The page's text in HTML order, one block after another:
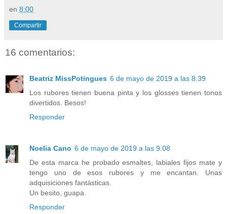
en 8:00
Compartir
16 comentarios:
Beatriz MissPotingues 6 de mayo de 2019 a las 8:39
Los rubores tienen buena pinta y los glosses tienen tonos
divertidos. Besos!
Responder
Noelia Cano 6 de mayo de 2019 a las 9:08
De esta marca he probado esmaltes, labiales fijos mate y
tengo uno de esos rubores y me encantan. Unas
adquisiciones fantásticas.
Un besito, guapa.
Responder